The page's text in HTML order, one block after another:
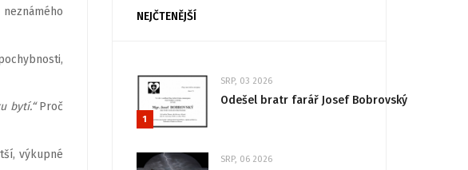
bytí.“Proč
výkupné
NEJČTENĚJŠÍ
1
SRP, 03 2026
Odešel bratr farář Josef Bobrovský
SRP, 06 2026